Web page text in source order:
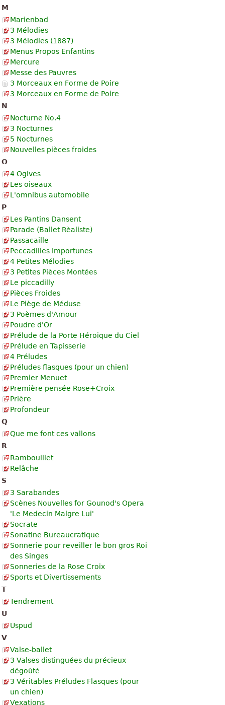
M
Marienbad
3 Mélodies
3 Mélodies (1887)
Menus Propos Enfantins
Mercure
Messe des Pauvres
3 Morceaux en Forme de Poire
3 Morceaux en Forme de Poire
N
Nocturne No.4
3 Nocturnes
5 Nocturnes
Nouvelles pièces froides
O
4 Ogives
Les oiseaux
L'omnibus automobile
P
Les Pantins Dansent
Parade (Ballet Rèaliste)
Passacaille
Peccadilles Importunes
4 Petites Mélodies
3 Petites Pièces Montées
Le piccadilly
Pièces Froides
Le Piège de Méduse
3 Poèmes d'Amour
Poudre d'Or
Prélude de la Porte Héroique du Ciel
Prélude en Tapisserie
4 Préludes
Préludes flasques (pour un chien)
Premier Menuet
Première pensée Rose+Croix
Prière
Profondeur
Q
Que me font ces vallons
R
Rambouillet
Relâche
S
3 Sarabandes
Scènes Nouvelles for Gounod's Opera
'Le Medecin Malgre Lui'
Socrate
Sonatine Bureaucratique
Sonnerie pour reveiller le bon gros Roi
des Singes
Sonneries de la Rose Croix
Sports et Divertissements
T
Tendrement
U
Uspud
V
Valse-ballet
3 Valses distinguées du précieux
dégoûté
3 Véritables Préludes Flasques (pour
un chien)
Vexations